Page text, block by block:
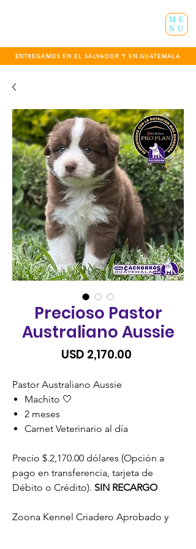
ENTREGAMOS EN EL SALVADOR Y EN GUATEMALA
ME
NU
Precioso Pastor
Australiano Aussie
USD 2,170.00
Pastor Australiano Aussie
Machito 🤍
2 meses
Carnet Veterinario al día
Precio $.2,170.00 dólares (Opción a
pago en transferencia, tarjeta de
Débito o Crédito). SIN RECARGO
Zoona Kennel Criadero Aprobado y